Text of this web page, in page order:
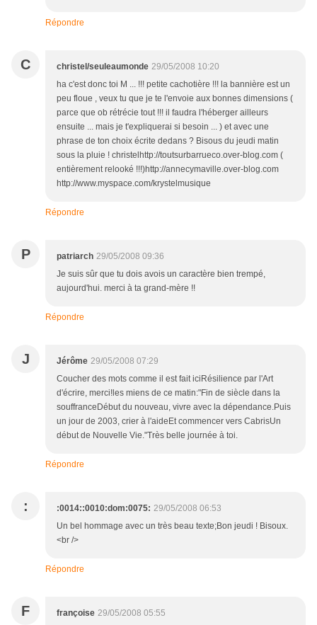
Répondre
C christel/seuleaumonde 29/05/2008 10:20
ha c'est donc toi M ... !!! petite cachotière !!! la bannière est un
peu floue , veux tu que je te l'envoie aux bonnes dimensions (
parce que ob rétrécie tout !!! il faudra l'héberger ailleurs
ensuite ... mais je t'expliquerai si besoin ... ) et avec une
phrase de ton choix écrite dedans ? Bisous du jeudi matin
sous la pluie ! christelhttp://toutsurbarrueco.over-blog.com (
entièrement relooké !!!)http://annecymaville.over-blog.com
http://www.myspace.com/krystelmusique
Répondre
P patriarch 29/05/2008 09:36
Je suis sûr que tu dois avois un caractère bien trempé,
aujourd'hui. merci à ta grand-mère !!
Répondre
J Jérôme 29/05/2008 07:29
Coucher des mots comme il est fait iciRésilience par l'Art
d'écrire, merci!les miens de ce matin:"Fin de siècle dans la
souffranceDébut du nouveau, vivre avec la dépendance.Puis
un jour de 2003, crier à l'aideEt commencer vers CabrisUn
début de Nouvelle Vie."Très belle journée à toi.
Répondre
: :0014::0010:dom:0075: 29/05/2008 06:53
Un bel hommage avec un très beau texte;Bon jeudi ! Bisoux.
<br />
Répondre
F françoise 29/05/2008 05:55